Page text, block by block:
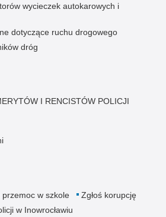
wycieczek autokarowych i
dotyczące ruchu drogowego
dróg
I RENCISTÓW POLICJI
przemoc w szkole
Zgłoś korupcję
w Inowrocławiu